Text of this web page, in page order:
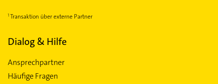
Transaktion über externe Partner
Dialog & Hilfe
Ansprechpartner
Häufige Fragen